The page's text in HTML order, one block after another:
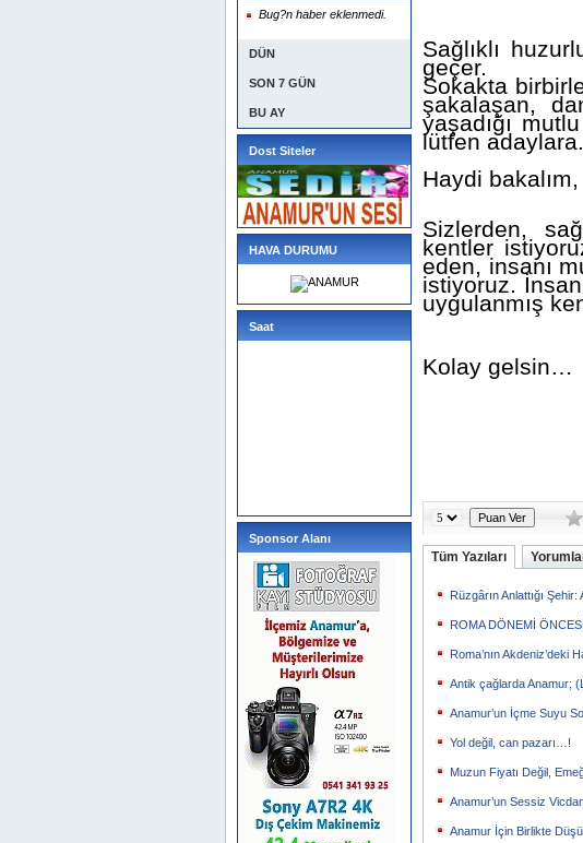
Bug?n haber eklenmedi.
DÜN
SON 7 GÜN
BU AY
Dost Siteler
HAVA DURUMU
Saat
Sponsor Alanı
Sağlıklı
geçer.
Sokakta
şakalaşan,
yaşadığı
lütfen adaylara.
Haydi
Sizlerden,
kentler
eden, insanı
istiyoruz.
uygulanmış
Kolay gelsin…
Tüm Yazıları
Rüzgârın Anlattığı
ROMA DÖNEMİ
Roma’nın Akdeniz’deki
Antik çağlarda Anamur;
Anamur’un İçme Suyu
Yol değil, can pazarı…!
Muzun Fiyatı Değil,
Anamur’un Sessiz
Anamur İçin Birlikte